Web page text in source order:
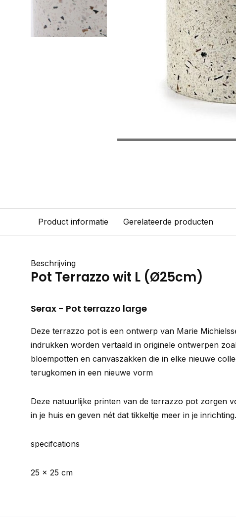
Product informatie Gerelateerde producten
Beschrijving
Pot Terrazzo wit L (Ø25cm)
Serax - Pot terrazzo large
Deze terrazzo pot is een ontwerp van Marie
indrukken worden vertaald in originele ontwerpen
bloempotten en canvaszakken die in elke nieuwe
terugkomen in een nieuwe vorm
Deze natuurlijke printen van de terrazzo pot zorgen
in je huis en geven nét dat tikkeltje meer in je inrichting.
specifcations
25 x 25 cm